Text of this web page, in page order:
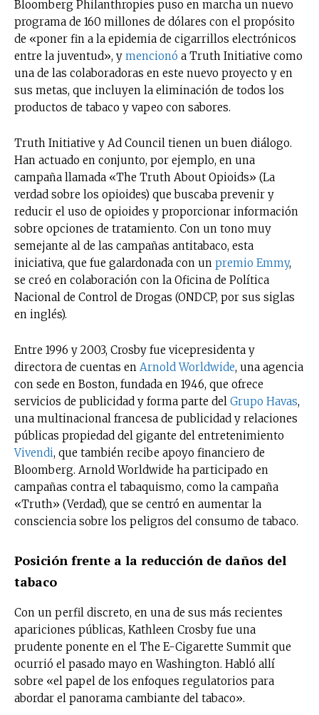
Bloomberg Philanthropies puso en marcha un nuevo
programa de 160 millones de dólares con el propósito
de «poner fin a la epidemia de cigarrillos electrónicos
entre la juventud», y mencionó a Truth Initiative como
una de las colaboradoras en este nuevo proyecto y en
sus metas, que incluyen la eliminación de todos los
productos de tabaco y vapeo con sabores.
Truth Initiative y Ad Council tienen un buen diálogo.
Han actuado en conjunto, por ejemplo, en una
campaña llamada «The Truth About Opioids» (La
verdad sobre los opioides) que buscaba prevenir y
reducir el uso de opioides y proporcionar información
sobre opciones de tratamiento. Con un tono muy
semejante al de las campañas antitabaco, esta
iniciativa, que fue galardonada con un premio Emmy,
se creó en colaboración con la Oficina de Política
Nacional de Control de Drogas (ONDCP, por sus siglas
en inglés).
Entre 1996 y 2003, Crosby fue vicepresidenta y
directora de cuentas en Arnold Worldwide, una agencia
con sede en Boston, fundada en 1946, que ofrece
servicios de publicidad y forma parte del Grupo Havas,
una multinacional francesa de publicidad y relaciones
públicas propiedad del gigante del entretenimiento
Vivendi, que también recibe apoyo financiero de
Bloomberg. Arnold Worldwide ha participado en
campañas contra el tabaquismo, como la campaña
«Truth» (Verdad), que se centró en aumentar la
consciencia sobre los peligros del consumo de tabaco.
Posición frente a la reducción de daños del
tabaco
Con un perfil discreto, en una de sus más recientes
apariciones públicas, Kathleen Crosby fue una
prudente ponente en el The E-Cigarette Summit que
ocurrió el pasado mayo en Washington. Habló allí
sobre «el papel de los enfoques regulatorios para
abordar el panorama cambiante del tabaco».